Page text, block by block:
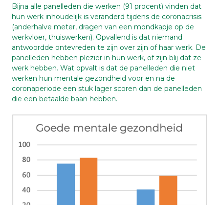
Bijna alle panelleden die werken (91 procent) vinden dat
hun werk inhoudelijk is veranderd tijdens de coronacrisis
(anderhalve meter, dragen van een mondkapje op de
werkvloer, thuiswerken). Opvallend is dat niemand
antwoordde ontevreden te zijn over zijn of haar werk. De
panelleden hebben plezier in hun werk, of zijn blij dat ze
werk hebben. Wat opvalt is dat de panelleden die niet
werken hun mentale gezondheid voor en na de
coronaperiode een stuk lager scoren dan de panelleden
die een betaalde baan hebben.